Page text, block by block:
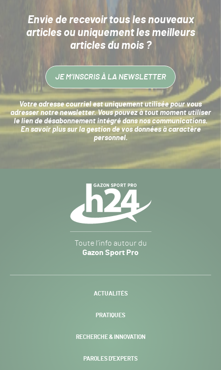
Envie de recevoir tous les nouveaux
articlesou uniquement les meilleurs
articles du mois ?
JE M’INSCRIS À LA NEWSLETTER
Votre adresse courriel est uniquement utilisée pour vous
adresser notre newsletter. Vous pouvez à tout moment utiliser
le lien de désabonnement intégré dans nos communications.
En savoir plus sur la gestion de vos données à caractère
personnel.
Sport
Pro
-
Toute l’info autour du
Gazon Sport Pro
ACTUALITÉS
PRATIQUES
RECHERCHE & INNOVATION
PAROLES D’EXPERTS